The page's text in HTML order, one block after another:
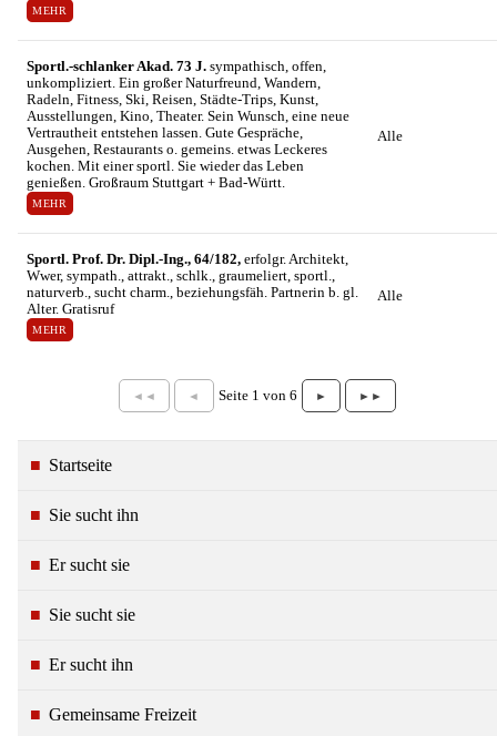
MEHR
Sportl.-schlanker Akad. 73 J. sympathisch, offen,
unkompliziert. Ein großer Naturfreund, Wandern,
Radeln, Fitness, Ski, Reisen, Städte-Trips, Kunst,
Ausstellungen, Kino, Theater. Sein Wunsch, eine neue
Vertrautheit entstehen lassen. Gute Gespräche,
Ausgehen, Restaurants o. gemeins. etwas Leckeres
kochen. Mit einer sportl. Sie wieder das Leben
genießen. Großraum Stuttgart + Bad-Württ.
MEHR
Alle
Sportl. Prof. Dr. Dipl.-Ing., 64/182, erfolgr. Architekt,
Wwer, sympath., attrakt., schlk., graumeliert, sportl.,
naturverb., sucht charm., beziehungsfäh. Partnerin b. gl.
Alter. Gratisruf
MEHR
Alle
◄◄ ◄ Seite 1 von 6 ► ►►
Startseite
Sie sucht ihn
Er sucht sie
Sie sucht sie
Er sucht ihn
Gemeinsame Freizeit